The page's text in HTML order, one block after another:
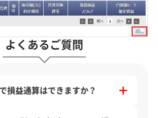
よくあるご質問
損益通算はできますか？